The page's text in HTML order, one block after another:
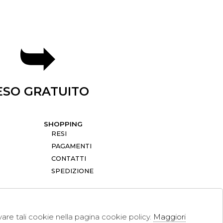
GRATUITO
SHOPPING
RESI
PAGAMENTI
CONTATTI
SPEDIZIONE
tali cookie nella pagina cookie policy. Maggiori